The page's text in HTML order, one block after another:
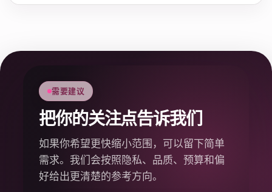
需要建议
把你的关注点告诉我们
如果你希望更快缩小范围，可以留下简单
需求。我们会按照隐私、品质、预算和偏
好给出更清楚的参考方向。